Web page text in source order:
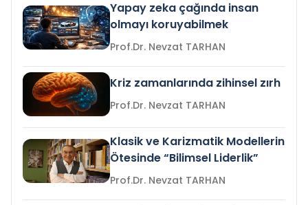
Yapay zeka çağında insan
olmayı koruyabilmek
Prof.Dr. Nevzat TARHAN
Kriz zamanlarında zihinsel zırh
Prof.Dr. Nevzat TARHAN
Klasik ve Karizmatik Modellerin
Ötesinde “Bilimsel Liderlik”
Prof.Dr. Nevzat TARHAN